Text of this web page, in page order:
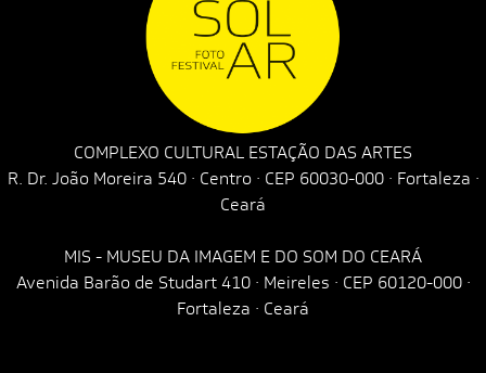
COMPLEXO CULTURAL ESTAÇÃO DAS ARTES
R. Dr. João Moreira 540 · Centro · CEP 60030-000 · Fortaleza ·
Ceará
MIS - MUSEU DA IMAGEM E DO SOM DO CEARÁ
Avenida Barão de Studart 410 · Meireles · CEP 60120-000 ·
Fortaleza · Ceará